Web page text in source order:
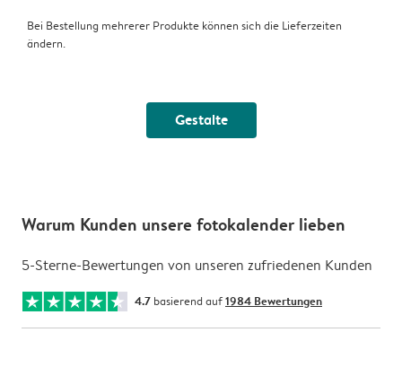
Bei Bestellung mehrerer Produkte können sich die Lieferzeiten
ändern.
Gestalte
Warum Kunden unsere fotokalender lieben
5-Sterne-Bewertungen von unseren zufriedenen Kunden
4.7 basierend auf1984 Bewertungen